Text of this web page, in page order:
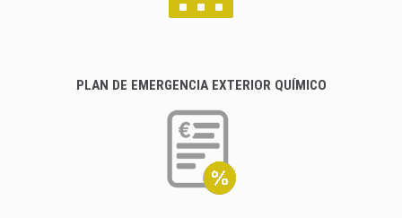
PLAN DE EMERGENCIA EXTERIOR QUÍMICO